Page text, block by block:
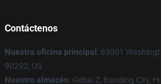
Contáctenos
Nuestra oficina principal : 63001
90292, US
Nuestro almacén: Gebai 2, Baoding City,